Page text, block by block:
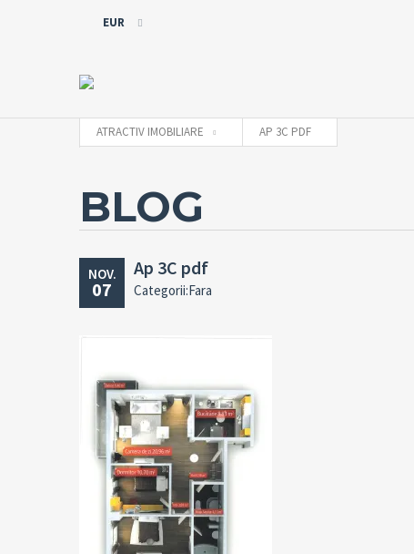
EUR
ATRACTIV IMOBILIARE AP 3C PDF
BLOG
NOV.
07
Ap 3C pdf
Categorii:Fara